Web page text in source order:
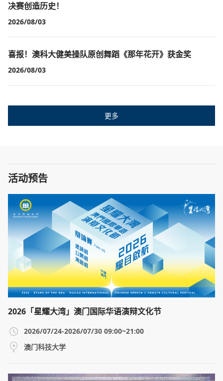
决赛创造历史！
2026/08/03
喜报！澳科大健美操队原创舞蹈《那年花开》获金奖
2026/08/03
更多
活动预告
2026「星耀大湾」澳门国际华语演辩文化节
2026/07/24-2026/07/30 09:00~21:00
澳门科技大学